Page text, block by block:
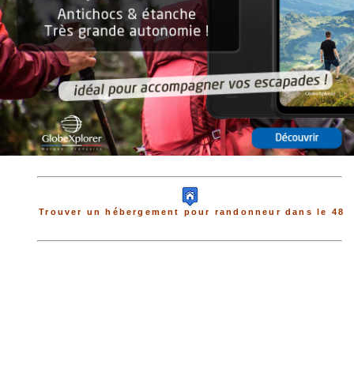
Trouver un hébergement pour randonneur dans le 48